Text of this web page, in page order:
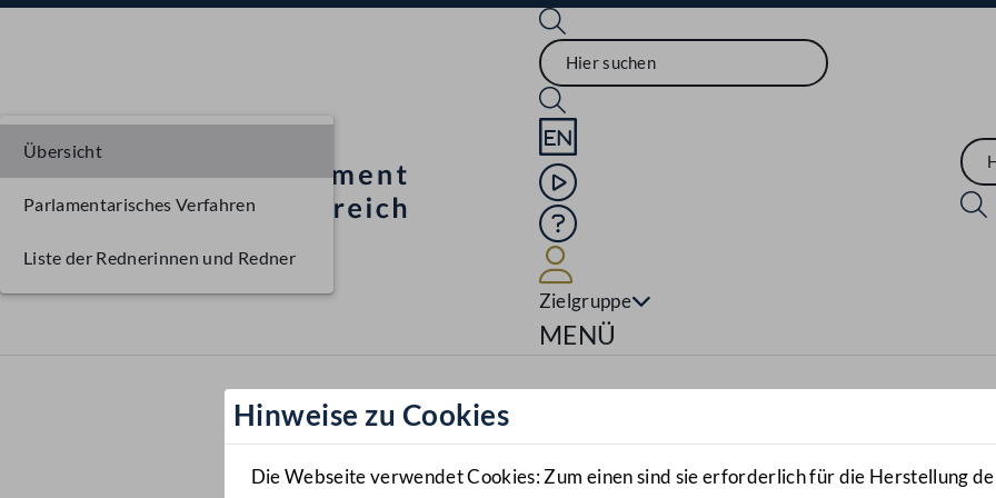
Sprache English
Mediathek
Hilfe
Zielgruppe
Navigationsmenü öffnen
MENÜ
Hinweise zu Cookies
Die Webseite verwendet Cookies: Zum einen sind sie erforderlich für die Herstellung
Übersicht
Parlamentarisches Verfahren
Liste der Rednerinnen und Redner